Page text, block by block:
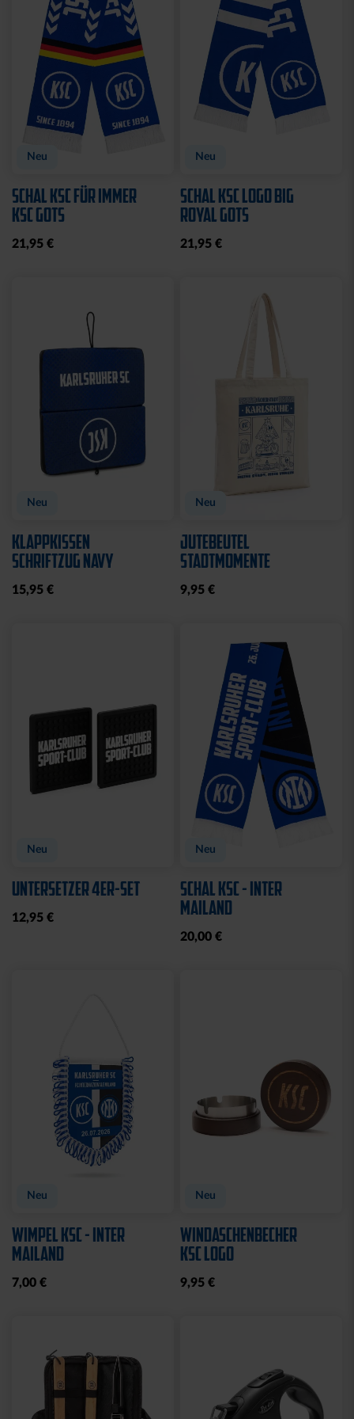
Neu
SCHAL KSC FÜR IMMER
KSC GOTS
21,95 €
Neu
SCHAL KSC LOGO BIG
ROYAL GOTS
21,95 €
Neu
KLAPPKISSEN
SCHRIFTZUG NAVY
15,95 €
Neu
JUTEBEUTEL
STADTMOMENTE
9,95 €
Neu
UNTERSETZER 4ER-SET
12,95 €
Neu
SCHAL KSC - INTER
MAILAND
20,00 €
Neu
WIMPEL KSC - INTER
MAILAND
7,00 €
Neu
WINDASCHENBECHER
KSC LOGO
9,95 €